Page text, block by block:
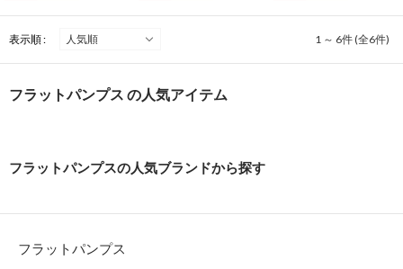
表示順 : 1 ～ 6件 (全6件)
フラットパンプス の人気アイテム
フラットパンプスの人気ブランドから探す
フラットパンプス